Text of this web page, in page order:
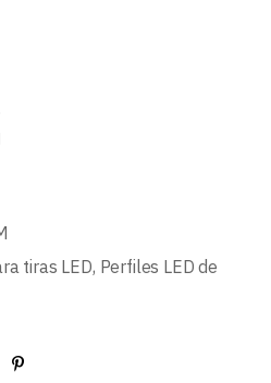
L504 BLANCO MATE
tiras LED, Perfiles LED de